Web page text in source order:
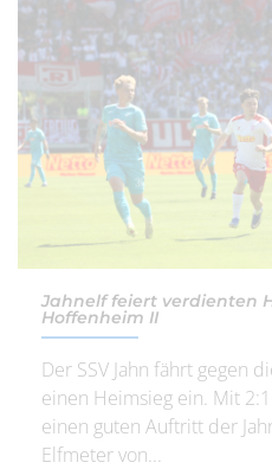
Jahnelf feiert verdienten
Hoffenheim II
Der SSV Jahn fährt gegen
einen Heimsieg ein. Mit
einen guten Auftritt der
Elfmeter von...